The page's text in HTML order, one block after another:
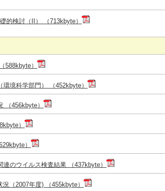
的検討（II） （713kbyte）
）
境科学部門） （452kbyte）
456kbyte）
）
）
のウイルス検査結果 （437kbyte）
（2007年度) （455kbyte）